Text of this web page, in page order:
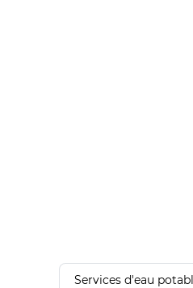
Services d'eau